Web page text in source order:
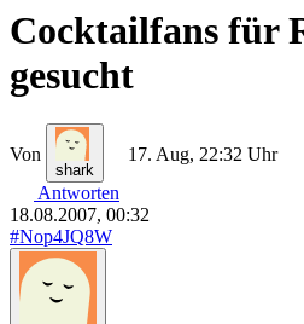
Cocktailfans für
gesucht
Von
shark
17. Aug, 22:32 Uhr
Antworten
18.08.2007, 00:32
#Nop4JQ8W